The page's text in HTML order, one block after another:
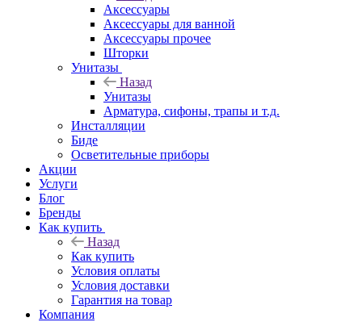
Аксессуары
Аксессуары для ванной
Аксессуары прочее
Шторки
Унитазы
Назад
Унитазы
Арматура, сифоны, трапы и т.д.
Инсталляции
Биде
Осветительные приборы
Акции
Услуги
Блог
Бренды
Как купить
Назад
Как купить
Условия оплаты
Условия доставки
Гарантия на товар
Компания